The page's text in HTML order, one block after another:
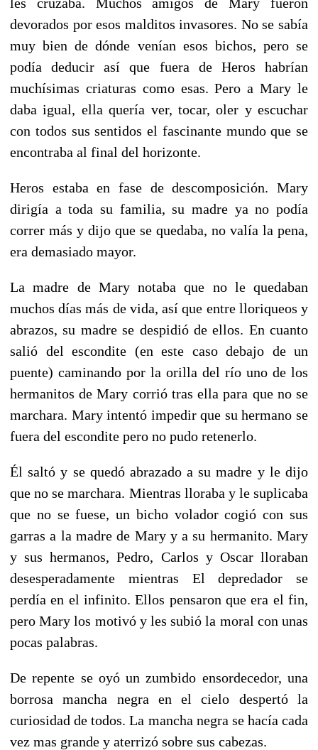
devorados por esos malditos invasores. No se sabía
muy bien de dónde venían esos bichos, pero se
podía deducir así que fuera de Heros habrían
muchísimas criaturas como esas. Pero a Mary le
daba igual, ella quería ver, tocar, oler y escuchar
con todos sus sentidos el fascinante mundo que se
encontraba al final del horizonte.
Heros estaba en fase de descomposición. Mary
dirigía a toda su familia, su madre ya no podía
correr más y dijo que se quedaba, no valía la pena,
era demasiado mayor.
La madre de Mary notaba que no le quedaban
muchos días más de vida, así que entre lloriqueos y
abrazos, su madre se despidió de ellos. En cuanto
salió del escondite (en este caso debajo de un
puente) caminando por la orilla del río uno de los
hermanitos de Mary corrió tras ella para que no se
marchara. Mary intentó impedir que su hermano se
fuera del escondite pero no pudo retenerlo.
Él saltó y se quedó abrazado a su madre y le dijo
que no se marchara. Mientras lloraba y le suplicaba
que no se fuese, un bicho volador cogió con sus
garras a la madre de Mary y a su hermanito. Mary
y sus hermanos, Pedro, Carlos y Oscar lloraban
desesperadamente mientras El depredador se
perdía en el infinito. Ellos pensaron que era el fin,
pero Mary los motivó y les subió la moral con unas
pocas palabras.
De repente se oyó un zumbido ensordecedor, una
borrosa mancha negra en el cielo despertó la
curiosidad de todos. La mancha negra se hacía cada
vez mas grande y aterrizó sobre sus cabezas.